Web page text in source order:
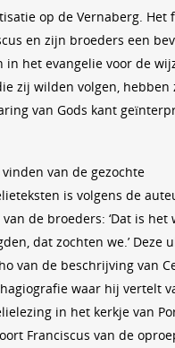
op de Vernaberg. Het
en zijn broeders een
in het evangelie voor de
zij wilden volgen, hebben
van Gods kant
van de gezochte
is volgens de
de broeders: ‘Dat is het
dat zochten we.’ Deze
van de beschrijving van
waar hij vertelt
in het kerkje van
Franciscus van de